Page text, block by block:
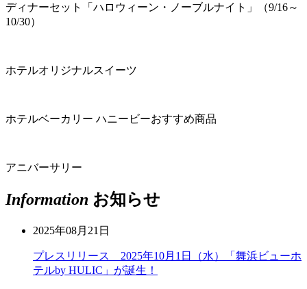
ディナーセット「ハロウィーン・ノーブルナイト」（9/16～
10/30）
ホテルオリジナルスイーツ
ホテルベーカリー ハニービーおすすめ商品
アニバーサリー
Information お知らせ
2025年08月21日
プレスリリース 2025年10月1日（水）「舞浜ビューホ
テルby HULIC」が誕生！